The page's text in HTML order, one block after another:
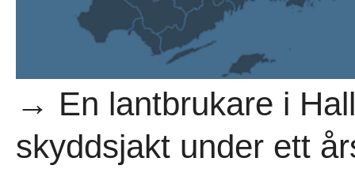
→ En lantbrukare i
skyddsjakt under ett